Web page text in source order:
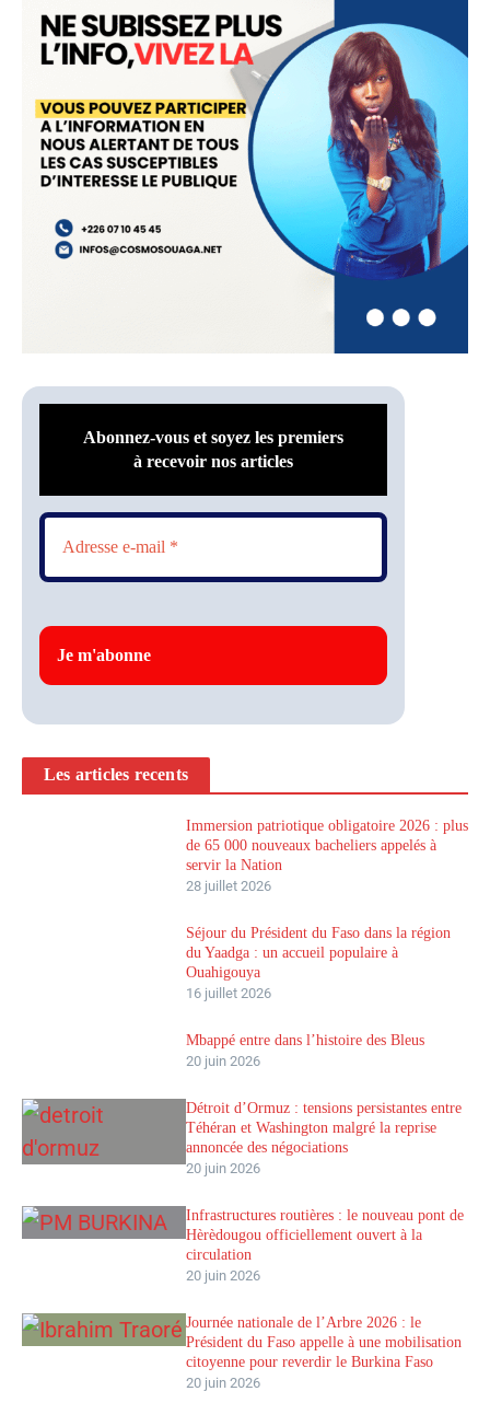
Abonnez-vous et soyez les premiers
à recevoir nos articles
Les articles recents
Immersion patriotique obligatoire 2026 : plus
de 65 000 nouveaux bacheliers appelés à
servir la Nation
28 juillet 2026
Séjour du Président du Faso dans la région
du Yaadga : un accueil populaire à
Ouahigouya
16 juillet 2026
Mbappé entre dans l’histoire des Bleus
20 juin 2026
Détroit d’Ormuz : tensions persistantes entre
Téhéran et Washington malgré la reprise
annoncée des négociations
20 juin 2026
Infrastructures routières : le nouveau pont de
Hèrèdougou officiellement ouvert à la
circulation
20 juin 2026
Journée nationale de l’Arbre 2026 : le
Président du Faso appelle à une mobilisation
citoyenne pour reverdir le Burkina Faso
20 juin 2026